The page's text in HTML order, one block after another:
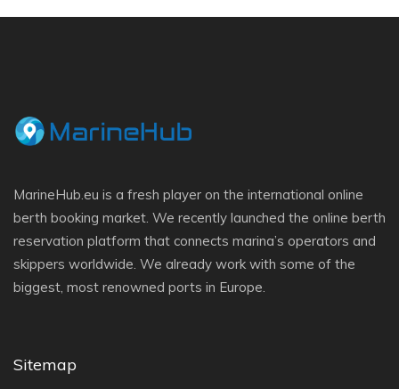
MarineHub.eu is a fresh player on the international online
berth booking market. We recently launched the online berth
reservation platform that connects marina’s operators and
skippers worldwide. We already work with some of the
biggest, most renowned ports in Europe.
Sitemap